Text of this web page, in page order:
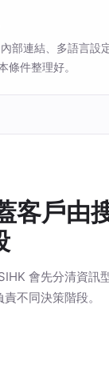
部連結、多語言設
條件整理好。
客戶由
會先分清資訊
不同決策階段。